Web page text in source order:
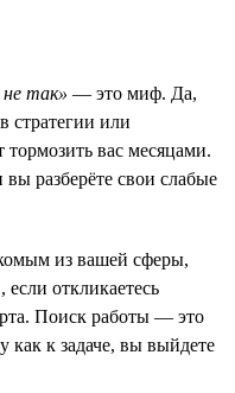
так» — это миф. Да,
стратегии или
вас месяцами.
разберёте свои слабые
из вашей сферы,
откликаетесь
Поиск работы — это
как к задаче, вы выйдете